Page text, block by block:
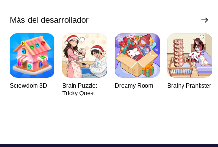
Más del desarrollador
Screwdom 3D
Brain Puzzle:
Tricky Quest
Dreamy Room Brainy Prankster